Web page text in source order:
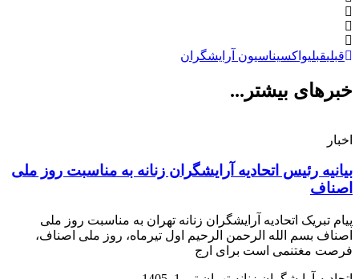
قبلیقبلیواکسیناسیون آرایشگران
خبرهای بیشتر...
اخبار
بیانیه رئیس اتحادیه آرایشگران زنانه به مناسبت روز ملی
اصناف
پیام تبریک اتحادیه آرایشگران زنانه تهران به مناسبت روز ملی
اصناف بسم الله الرحمن الرحیم اول تیرماه، روز ملی اصناف،
فرصت مغتنمی است برای ارج